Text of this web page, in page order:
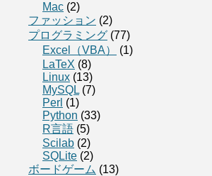
Mac (2)
ファッション (2)
プログラミング (77)
Excel（VBA）
(1)
LaTeX (8)
Linux (13)
MySQL (7)
Perl (1)
Python (33)
R言語 (5)
Scilab (2)
SQLite (2)
ボードゲーム (13)